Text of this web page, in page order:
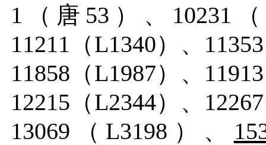
1（唐53）、10231
11211（L1340）、
11858（L1987）、
12215（L2344）、
13069（L3198）、